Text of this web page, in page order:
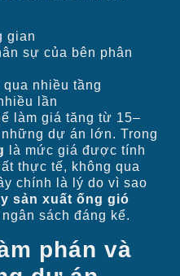
gian
sự của bên phân
nhiều tầng
lần
làm giá tăng từ 15–
dự án lớn. Trong
là mức giá được tính
thực tế, không qua
chính là lý do vì sao
sản xuất ống gió
sách đáng kể.
phán và